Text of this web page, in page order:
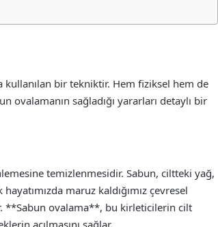
kullanılan bir tekniktir. Hem fiziksel hem de
ovalamanın sağladığı yararları detaylı bir
temizlenmesidir. Sabun, ciltteki yağ,
maruz kaldığımız çevresel
**Sabun ovalama**, bu kirleticilerin cilt
açılmasını sağlar.